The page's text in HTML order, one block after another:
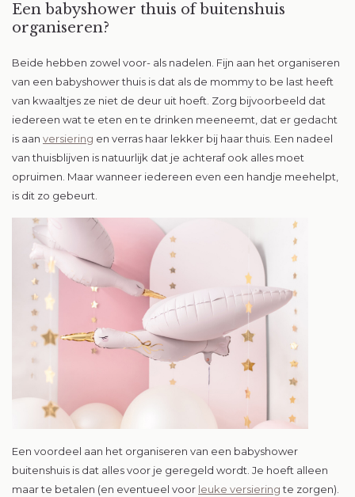
Een babyshower thuis of buitenshuis
organiseren?
Beide hebben zowel voor- als nadelen. Fijn aan het organiseren
van een babyshower thuis is dat als de mommy to be last heeft
van kwaaltjes ze niet de deur uit hoeft. Zorg bijvoorbeeld dat
iedereen wat te eten en te drinken meeneemt, dat er gedacht
is aan versiering en verras haar lekker bij haar thuis. Een nadeel
van thuisblijven is natuurlijk dat je achteraf ook alles moet
opruimen. Maar wanneer iedereen even een handje meehelpt,
is dit zo gebeurt.
Een voordeel aan het organiseren van een babyshower
buitenshuis is dat alles voor je geregeld wordt. Je hoeft alleen
maar te betalen (en eventueel voor leuke versieringte zorgen).